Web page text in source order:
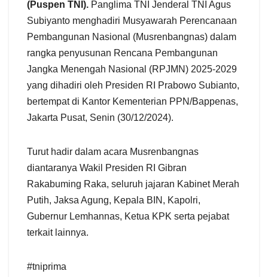
(Puspen TNI). Panglima TNI Jenderal TNI Agus
Subiyanto menghadiri Musyawarah Perencanaan
Pembangunan Nasional (Musrenbangnas) dalam
rangka penyusunan Rencana Pembangunan
Jangka Menengah Nasional (RPJMN) 2025-2029
yang dihadiri oleh Presiden RI Prabowo Subianto,
bertempat di Kantor Kementerian PPN/Bappenas,
Jakarta Pusat, Senin (30/12/2024).
Turut hadir dalam acara Musrenbangnas
diantaranya Wakil Presiden RI Gibran
Rakabuming Raka, seluruh jajaran Kabinet Merah
Putih, Jaksa Agung, Kepala BIN, Kapolri,
Gubernur Lemhannas, Ketua KPK serta pejabat
terkait lainnya.
#tniprima